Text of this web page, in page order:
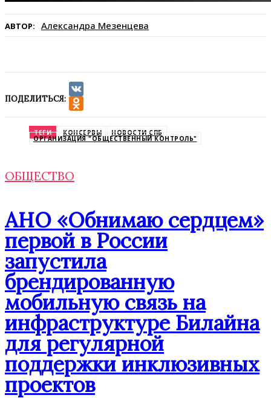
АВТОР: Александра Мезенцева
ПОДЕЛИТЬСЯ:
VK
ТЕГИ КОНСЕРВЫ НОВОСТИ СПБ
ОРГАНИЗАЦИЯ "ОБЩЕСТВЕННЫЙ КОНТРОЛЬ"
ОБЩЕСТВО
АНО «Обнимаю сердцем»
первой в России
запустила
брендированную
мобильную связь на
инфраструктуре Билайна
для регулярной
поддержки инклюзивных
проектов